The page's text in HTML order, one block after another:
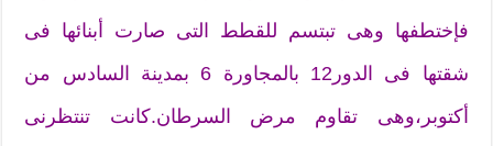
فإختطفها وهى تبتسم للقطط التى صارت أبنائها فى
شقتها فى الدور12 بالمجاورة 6 بمدينة السادس من
أكتوبر،وهى تقاوم مرض السرطان.كانت تنتظرنى